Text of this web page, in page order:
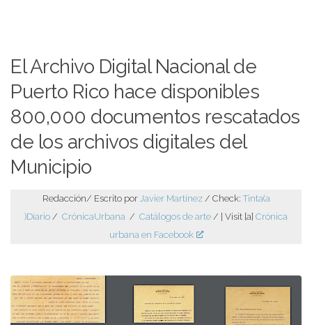
El Archivo Digital Nacional de
Puerto Rico hace disponibles
800,000 documentos rescatados
de los archivos digitales del
Municipio
Redacción/ Escrito por Javier Martínez/ Check: Tinta(a
)Diario / CrónicaUrbana / Catálogos de arte / | Visit [a] Crónica
urbana en Facebook